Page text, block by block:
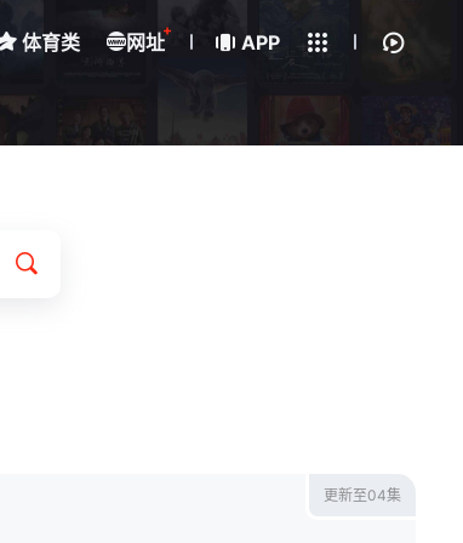
体育类 网址
+
APP
下载客户端
我的观影记录
更新至04集